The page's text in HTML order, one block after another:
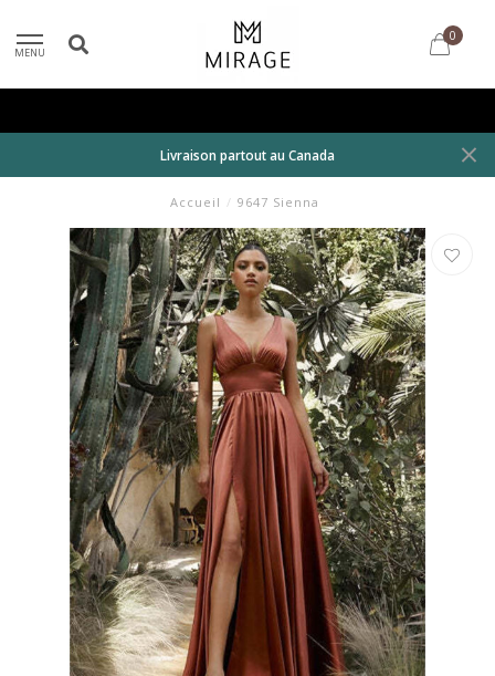
MENU
0
Livraison partout au Canada
Accueil / 9647 Sienna